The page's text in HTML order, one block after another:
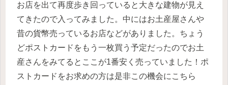
お店を出て再度歩き回っていると大きな建物が見え
てきたので入ってみました。中にはお土産屋さんや
昔の貨幣売っているお店などがありました。ちょう
どポストカードをもう一枚買う予定だったのでお土
産さんをみてるとここが1番安く売っていました！ポ
ストカードをお求めの方は是非この機会にこちら